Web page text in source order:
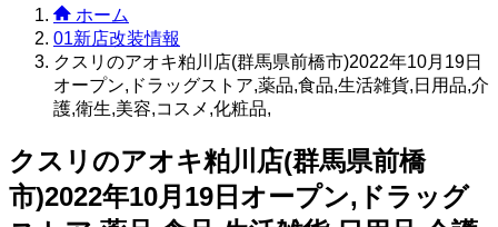
ホーム
01新店改装情報
クスリのアオキ粕川店(群馬県前橋市)2022年10月19日
オープン,ドラッグストア,薬品,食品,生活雑貨,日用品,介
護,衛生,美容,コスメ,化粧品,
クスリのアオキ粕川店(群馬県前橋
市)2022年10月19日オープン,ドラッグ